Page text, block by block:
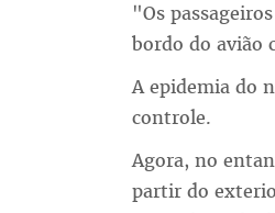
"Os
bordo do avião
A epidemia do
controle.
Agora, no
partir do